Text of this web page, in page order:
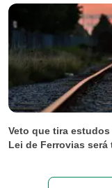
Veto que tira
Lei de Ferrovias